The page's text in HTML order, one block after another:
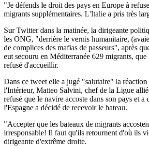
"Je défends le droit des pays en Europe à
migrants supplémentaires. L'Italie a pris très
Sur Twitter dans la matinée, la dirigeante
les ONG, "derrière le vernis humanitaire,
de complices des mafias de passeurs", après
eut secouru en Méditerranée 629 migrants,
refusé d'accueillir.
Dans ce tweet elle a jugé "salutaire" la
l'Intérieur, Matteo Salvini, chef de la Ligue
refusé que le navire accoste dans son pays et a
l'Espagne a décidé de recevoir le bateau.
"Accepter que les bateaux de migrants
irresponsable! Il faut qu'ils retournent d'où ils
dirigeante d'extrême droite.